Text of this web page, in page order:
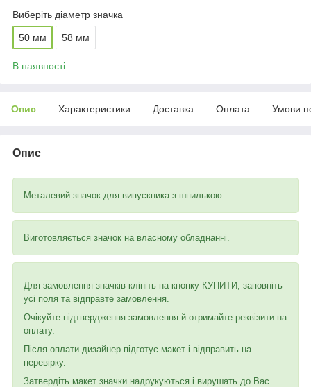
Виберіть діаметр значка
50 мм 58 мм
В наявності
Опис Характеристики Доставка Оплата Умови
Опис
Металевий значок для випускника з шпилькою.
Виготовляється значок на власному обладнанні.
Для замовлення значків клініть на кнопку КУПИТИ, заповніть
усі поля та відправте замовлення.
Очікуйте підтвердження замовлення й отримайте реквізити на
оплату.
Після оплати дизайнер підготує макет і відправить на
перевірку.
Затвердіть макет значки надрукуються і вирушать до Вас.